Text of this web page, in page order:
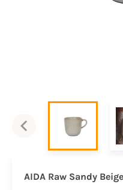
AIDA Raw Sandy Beige